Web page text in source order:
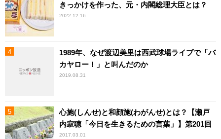
きっかけを作った、元・内閣総理大臣とは？
2022.12.16
1989年、なぜ渡辺美里は西武球場ライブで「バ
カヤロー！」と叫んだのか
2019.08.31
心施(しんせ)と和顔施(わがんせ)とは？【瀬戸
内寂聴「今日を生きるための言葉」】第201回
2017.03.01